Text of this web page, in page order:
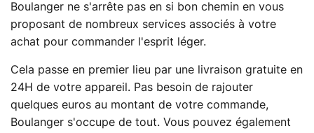
Boulanger ne s'arrête pas en si bon chemin en vous
proposant de nombreux services associés à votre
achat pour commander l'esprit léger.
Cela passe en premier lieu par une livraison gratuite en
24H de votre appareil. Pas besoin de rajouter
quelques euros au montant de votre commande,
Boulanger s'occupe de tout. Vous pouvez également